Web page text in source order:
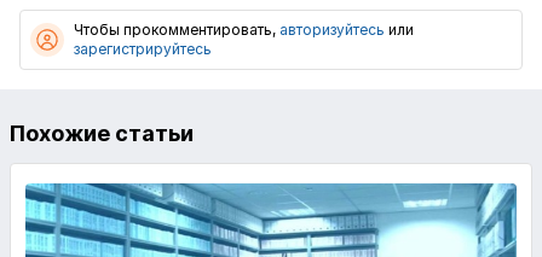
Чтобы прокомментировать, авторизуйтесь или
зарегистрируйтесь
Похожие статьи